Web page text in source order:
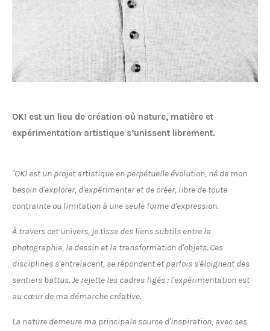
OKI est un lieu de création où nature, matière et
expérimentation artistique s’unissent librement.
"OKI est un projet artistique en perpétuelle évolution, né de mon
besoin d'explorer, d'expérimenter et de créer, libre de toute
contrainte ou limitation à une seule forme d'expression.
À travers cet univers, je tisse des liens subtils entre la
photographie, le dessin et la transformation d'objets. Ces
disciplines s'entrelacent, se répondent et parfois s'éloignent des
sentiers battus. Je rejette les cadres figés : l'expérimentation est
au cœur de ma démarche créative.
La nature demeure ma principale source d'inspiration, avec ses